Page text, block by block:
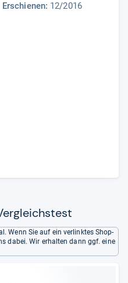
Erschienen: 12/2016
Wenn Sie auf ein verlinktes Shop-
dabei. Wir erhalten dann ggf. eine